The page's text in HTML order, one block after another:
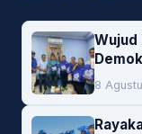
Wujud
Darah
8